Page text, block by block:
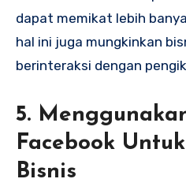
dapat memikat lebih
hal ini juga mungkinkan
berinteraksi dengan
5.
Facebook
Bisnis